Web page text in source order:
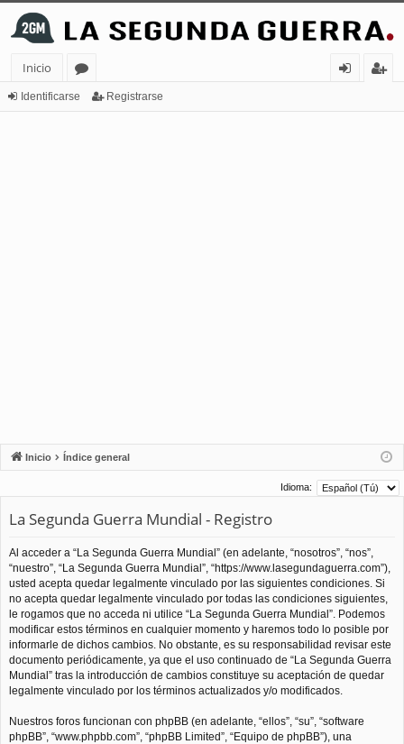
Inicio
or
Identificarse Registrarse
Inicio Índice general
Idioma:
La Segunda Guerra Mundial - Registro
Al acceder a “La Segunda Guerra Mundial” (en adelante, “nosotros”, “nos”,
“nuestro”, “La Segunda Guerra Mundial”, “https://www.lasegundaguerra.com”),
usted acepta quedar legalmente vinculado por las siguientes condiciones. Si
no acepta quedar legalmente vinculado por todas las condiciones siguientes,
le rogamos que no acceda ni utilice “La Segunda Guerra Mundial”. Podemos
modificar estos términos en cualquier momento y haremos todo lo posible por
informarle de dichos cambios. No obstante, es su responsabilidad revisar este
documento periódicamente, ya que el uso continuado de “La Segunda Guerra
Mundial” tras la introducción de cambios constituye su aceptación de quedar
legalmente vinculado por los términos actualizados y/o modificados.
Nuestros foros funcionan con phpBB (en adelante, “ellos”, “su”, “software
phpBB”, “www.phpbb.com”, “phpBB Limited”, “Equipo de phpBB”), una